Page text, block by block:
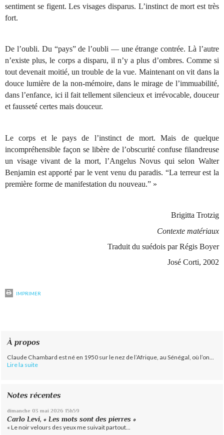
sentiment se figent. Les visages disparus. L’instinct de mort est très
fort.
De l’oubli. Du “pays” de l’oubli — une étrange contrée. Là l’autre
n’existe plus, le corps a disparu, il n’y a plus d’ombres. Comme si
tout devenait moitié, un trouble de la vue. Maintenant on vit dans la
douce lumière de la non-mémoire, dans le mirage de l’immuabilité,
dans l’enfance, ici il fait tellement silencieux et irrévocable, douceur
et fausseté certes mais douceur.
Le corps et le pays de l’instinct de mort. Mais de quelque
incompréhensible façon se libère de l’obscurité confuse filandreuse
un visage vivant de la mort, l’Angelus Novus qui selon Walter
Benjamin est apporté par le vent venu du paradis. “La terreur est la
première forme de manifestation du nouveau.” »
Brigitta Trotzig
Contexte matériaux
Traduit du suédois par Régis Boyer
José Corti, 2002
IMPRIMER
À propos
Claude Chambard est né en 1950 sur le nez de l’Afrique, au Sénégal, où l’on...
Lire la suite
Notes récentes
dimanche 03 mai 2026 15h59
Carlo Levi, « Les mots sont des pierres »
« Le noir velours des yeux me suivait partout...